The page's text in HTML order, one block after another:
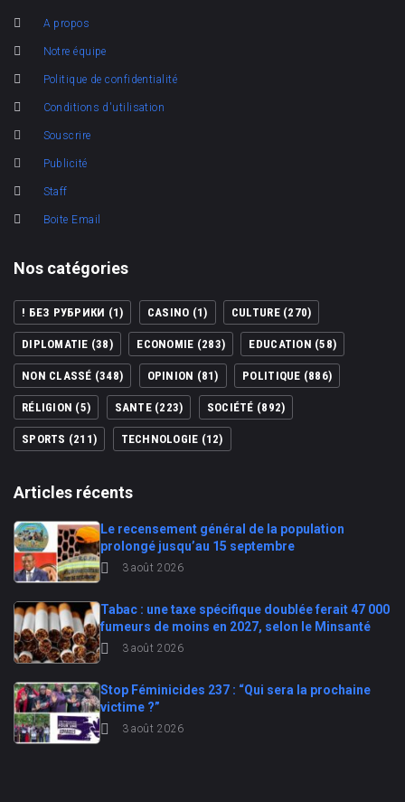
A propos
Notre équipe
Politique de confidentialité
Conditions d'utilisation
Souscrire
Publicité
Staff
Boite Email
Nos catégories
! БЕЗ РУБРИКИ (1) CASINO (1) CULTURE(270)
DIPLOMATIE (38) ECONOMIE (283) EDUCATION (58)
NON CLASSÉ (348) OPINION (81) POLITIQUE (886)
RÉLIGION (5) SANTE(223) SOCIÉTÉ (892)
SPORTS (211) TECHNOLOGIE (12)
Articles récents
Le recensement général de la population
prolongé jusqu’au 15 septembre
3 août 2026
Tabac : une taxe spécifique doublée ferait 47 000
fumeurs de moins en 2027, selon le Minsanté
3 août 2026
Stop Féminicides 237 : “Qui sera la prochaine
victime ?”
3 août 2026